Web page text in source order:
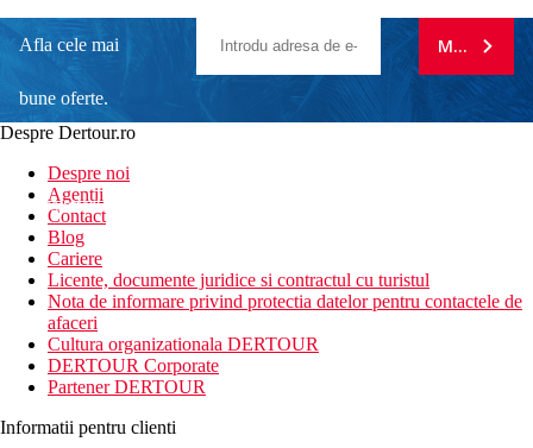
Afla cele mai
bune oferte.
newsletter!
MA
Despre Dertour.ro
Despre noi
Agentii
Contact
Blog
Cariere
Licente, documente juridice si contractul cu turistul
Nota de informare privind protectia datelor pentru contactele de
afaceri
Cultura organizationala DERTOUR
DERTOUR Corporate
Partener DERTOUR
Informatii pentru clienti